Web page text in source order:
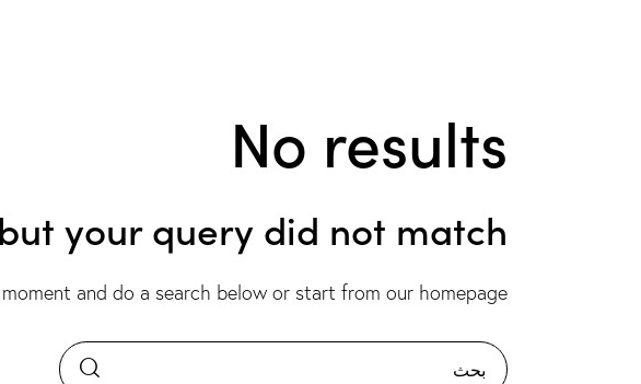
No results
your query did not match
and do a search below or start from our homepage